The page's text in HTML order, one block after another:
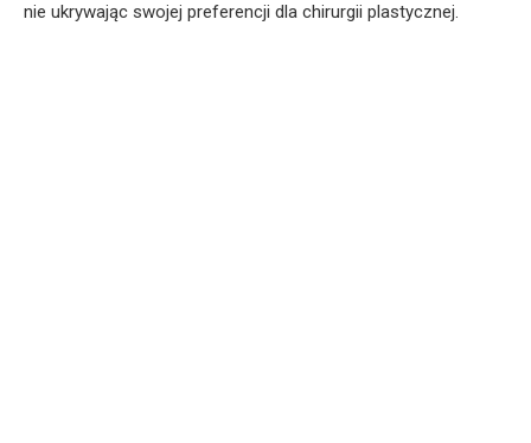
nie ukrywając swojej preferencji dla chirurgii plastycznej.